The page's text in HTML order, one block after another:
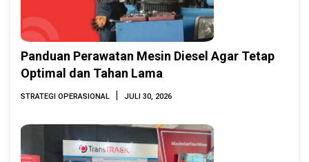
Panduan Perawatan Mesin Diesel Agar Tetap
Optimal dan Tahan Lama
STRATEGI OPERASIONAL | JULI 30, 2026